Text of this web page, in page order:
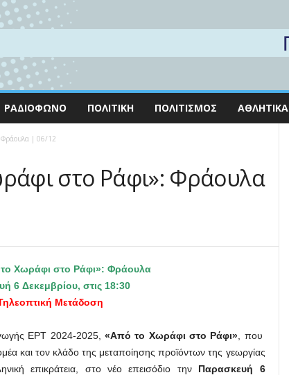
ΡΑΔΙΌΦΩΝΟ ΠΟΛΙΤΙΚΉ ΠΟΛΙΤΙΣΜΌΣ ΑΘΛΗΤΙΚΆ
Φράουλα | 06/12
στο Ράφι»: Φράουλα
Χωράφι στο Ράφι»: Φράουλα
6 Δεκεμβρίου, στις 18:30
Μετάδοση
ΕΡΤ 2024-2025, «Από το Χωράφι στο Ράφι» , που
και τον κλάδο της μεταποίησης προϊόντων της γεωργίας
επικράτεια, στο νέο επεισόδιο την Παρασκευή 6